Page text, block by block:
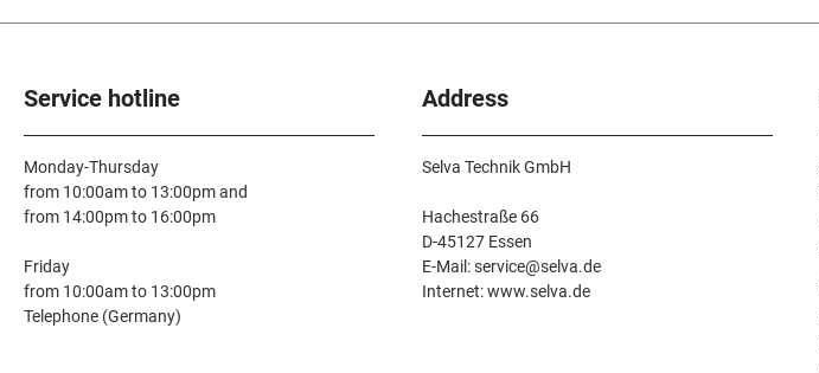
Service hotline
Monday-Thursday
from 10:00am to 13:00pm and
from 14:00pm to 16:00pm
Friday
from 10:00am to 13:00pm
Telephone (Germany)
Address
Selva Technik GmbH
Hachestraße 66
D-45127 Essen
E-Mail: service@selva.de
Internet: www.selva.de